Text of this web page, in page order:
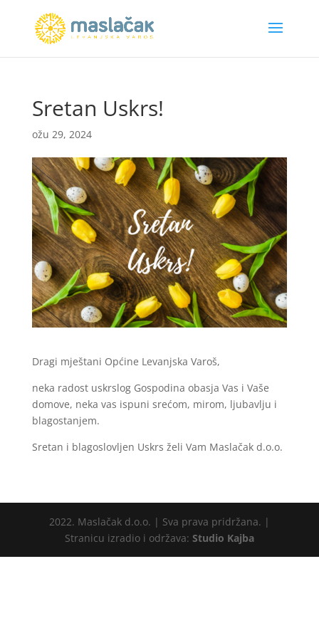
Sretan Uskrs!
ožu 29, 2024
Dragi mještani Općine Levanjska Varoš,
neka radost uskrslog Gospodina obasja Vas i Vaše
domove, neka vas ispuni srećom, mirom, ljubavlju i
blagostanjem.
Sretan i blagoslovljen Uskrs želi Vam Maslačak d.o.o.
2022. Maslačak d.o.o. | Sva prava pridržana. |
Stranicu izradio i održava: Studio Kajba